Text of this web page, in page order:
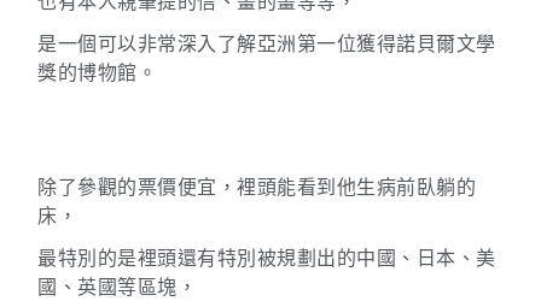
是一個可以非常深入了解亞洲第一位獲得諾貝爾文學
獎的博物館。
除了參觀的票價便宜，裡頭能看到他生病前臥躺的
床，
最特別的是裡頭還有特別被規劃出的中國、日本、美
國、英國等區塊，